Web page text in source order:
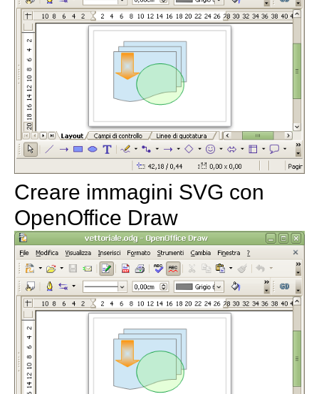
Creare immagini SVG con
OpenOffice Draw